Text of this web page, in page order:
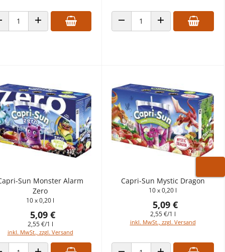
VERRINGERN
ANZAHL ERHÖHEN ANZAHL VERRINGERNANZAHL ERHÖHEN
Sun Monster Alarm
Zero
10 x 0,20 l
5,09 €
2,55 €/1 l
inkl. MwSt., zzgl. Versand
Capri-Sun Mystic Dragon
10 x 0,20 l
5,09 €
2,55 €/1 l
inkl. MwSt., zzgl. Versand